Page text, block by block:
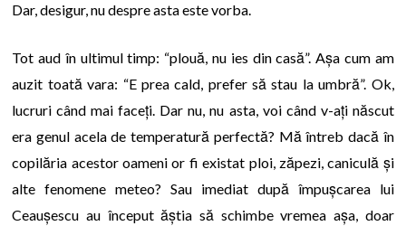
Dar, desigur, nu despre asta este vorba.
Tot aud în ultimul timp: “plouă, nu ies din casă”. Așa cum am
auzit toată vara: “E prea cald, prefer să stau la umbră”. Ok,
lucruri când mai faceți. Dar nu, nu asta, voi când v-ați născut
era genul acela de temperatură perfectă? Mă întreb dacă în
copilăria acestor oameni or fi existat ploi, zăpezi, caniculă și
alte fenomene meteo? Sau imediat după împușcarea lui
Ceaușescu au început ăștia să schimbe vremea așa, doar